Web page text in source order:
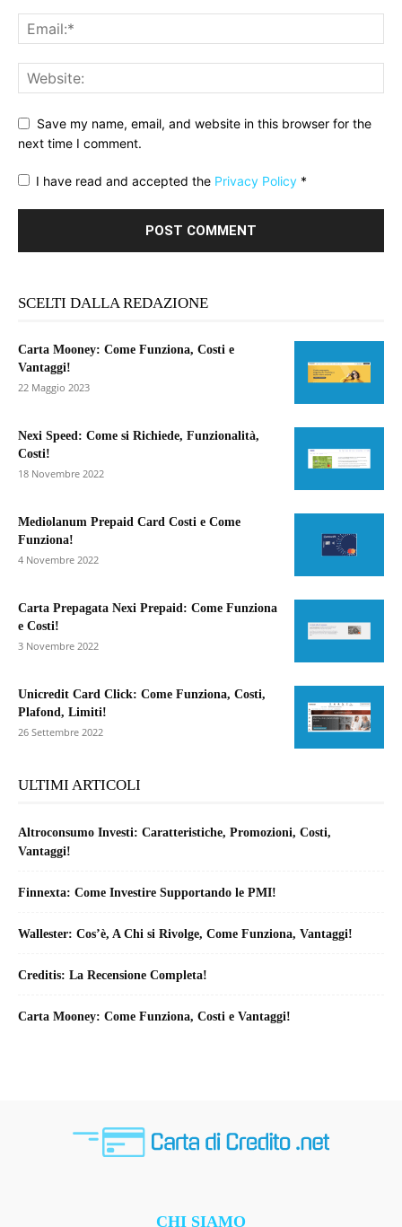
Save my name, email, and website in this browser for the
next time I comment.
I have read and accepted the Privacy Policy *
SCELTI DALLA REDAZIONE
Carta Mooney: Come Funziona, Costi e
Vantaggi!
22 Maggio 2023
Nexi Speed: Come si Richiede, Funzionalità,
Costi!
18 Novembre 2022
Mediolanum Prepaid Card Costi e Come
Funziona!
4 Novembre 2022
Carta Prepagata Nexi Prepaid: Come Funziona
e Costi!
3 Novembre 2022
Unicredit Card Click: Come Funziona, Costi,
Plafond, Limiti!
26 Settembre 2022
ULTIMI ARTICOLI
Altroconsumo Investi: Caratteristiche, Promozioni, Costi,
Vantaggi!
Finnexta: Come Investire Supportando le PMI!
Wallester: Cos’è, A Chi si Rivolge, Come Funziona, Vantaggi!
Creditis: La Recensione Completa!
Carta Mooney: Come Funziona, Costi e Vantaggi!
CHI SIAMO